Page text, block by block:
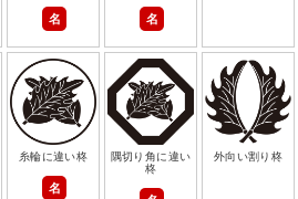
名 名
糸輪に違い柊
名
隅切り角に違い
柊
外向い割り柊